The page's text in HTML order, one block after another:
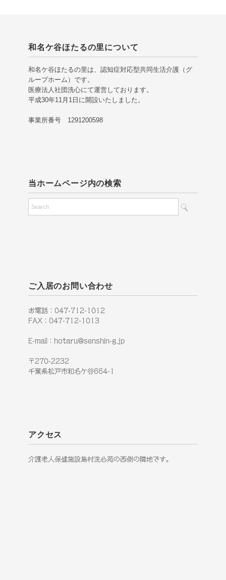
和名ケ谷ほたるの里について
和名ケ谷ほたるの里は、認知症対応型共同生活介護（グ
ループホーム）です。
医療法人社団洗心にて運営しております。
平成30年11月1日に開設いたしました。
事業所番号 1291200598
当ホームページ内の検索
ご入居のお問い合わせ
お電話：047-712-1012
FAX：047-712-1013
E-mail：hotaru@senshin-g.jp
〒270-2232
千葉県松戸市和名ケ谷664-1
アクセス
介護老人保健施設島村洗心苑の西側の隣地です。